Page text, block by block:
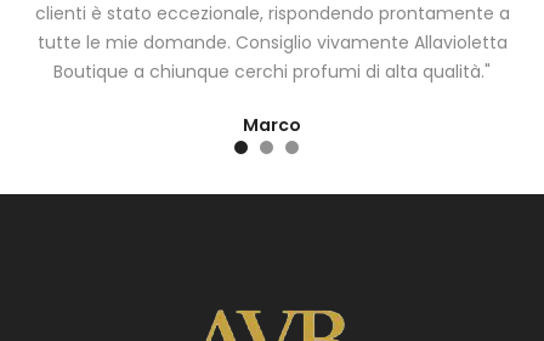
clienti è stato eccezionale, rispondendo prontamente a
tutte le mie domande. Consiglio vivamente Allavioletta
Boutique a chiunque cerchi profumi di alta qualità."
Marco